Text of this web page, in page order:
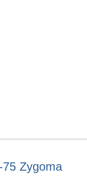
Zygoma